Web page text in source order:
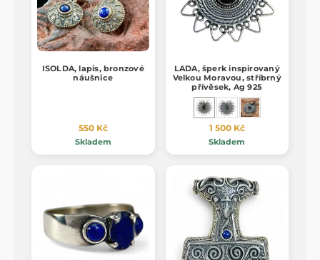
ISOLDA, lapis, bronzové
náušnice
550 Kč
Skladem
LADA, šperk inspirovaný
Velkou Moravou, stříbrný
přívěsek, Ag 925
1 500 Kč
Skladem